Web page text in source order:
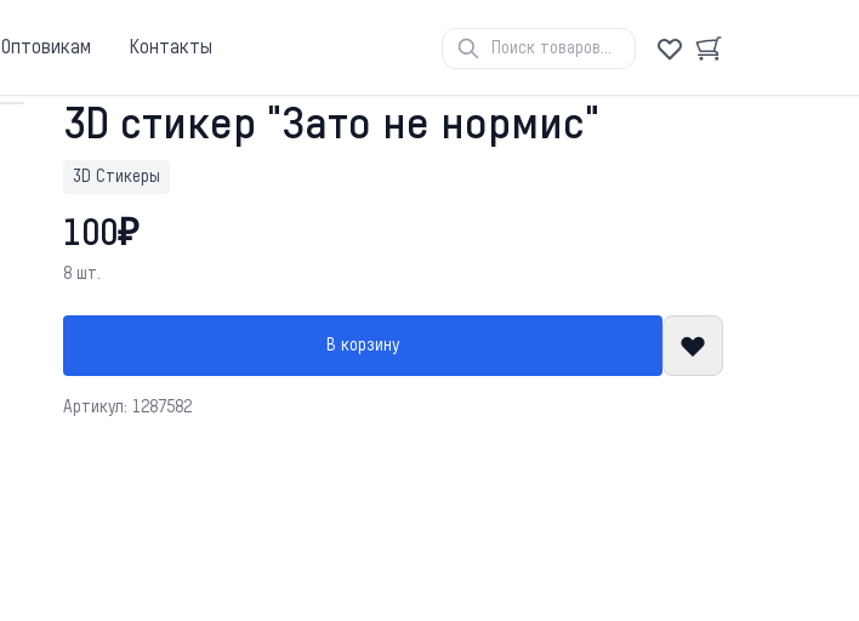
Оптовикам Контакты
3D стикер "Зато не нормис"
3D Стикеры
100₽
8 шт.
В корзину
Артикул: 1287582